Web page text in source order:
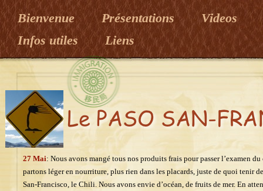
Bienvenue Présentations
Videos
Infos utiles
Liens
27 Mai: Nous avons mangé tous nos produits frais pour passer l’examen
partons léger en nourriture, plus rien dans les placards, juste de quoi tenir
San-Francisco, le Chili. Nous avons envie d’océan, de fruits de mer. En